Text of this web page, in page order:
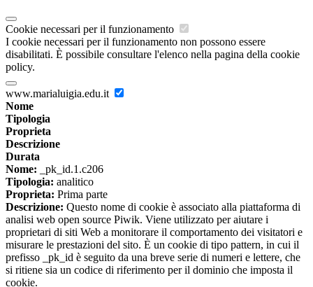
Cookie necessari per il funzionamento
I cookie necessari per il funzionamento non possono essere
disabilitati. È possibile consultare l'elenco nella pagina della cookie
policy.
www.marialuigia.edu.it
Nome
Tipologia
Proprieta
Descrizione
Durata
Nome: _pk_id.1.c206
Tipologia: analitico
Proprieta: Prima parte
Descrizione: Questo nome di cookie è associato alla piattaforma di
analisi web open source Piwik. Viene utilizzato per aiutare i
proprietari di siti Web a monitorare il comportamento dei visitatori e
misurare le prestazioni del sito. È un cookie di tipo pattern, in cui il
prefisso _pk_id è seguito da una breve serie di numeri e lettere, che
si ritiene sia un codice di riferimento per il dominio che imposta il
cookie.